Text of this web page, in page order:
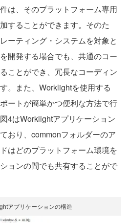
は、そのプラットフォーム専用
することができます。そのた
ーティング・システムを対象と
開発する場合でも、共通のコー
ことができ、冗長なコーディン
。また、Worklightを使用する
ートが簡単かつ便利な方法で行
4はWorklightアプリケーション
おり、commonフォルダーのア
はどのプラットフォーム環境を
ョンの間でも共有することがで
アプリケーションの構造